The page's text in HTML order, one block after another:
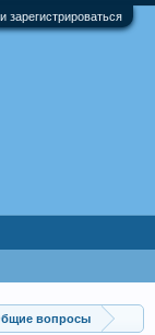
зарегистрироваться
вопросы